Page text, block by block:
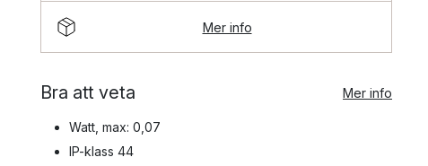
Mer info
Bra att veta Mer info
Watt, max: 0,07
IP-klass 44